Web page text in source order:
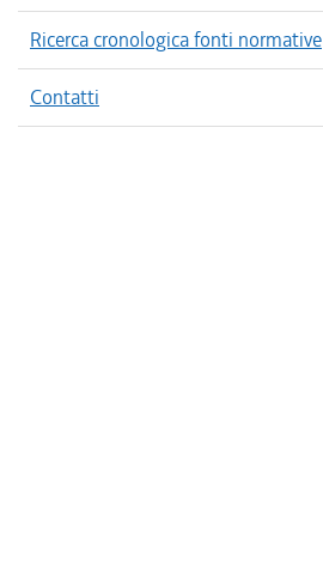
Ricerca cronologica fonti normative
Contatti